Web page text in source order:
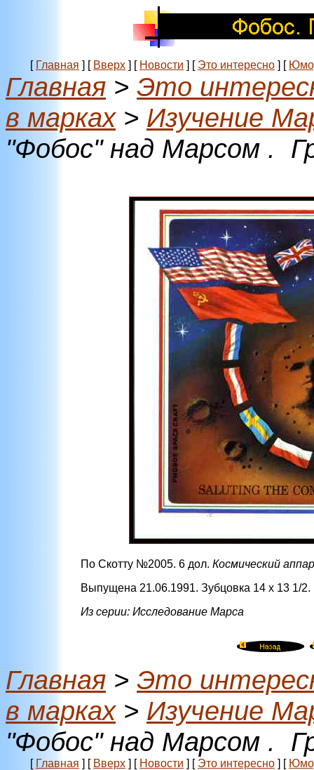
[ Главная ] [ Вверх ] [ Новости ] [ Это интересно ] [
Главная > Это
в марках> Изучение
"Фобос" над Марсом .
По Скотту №2005. 6 дол. Космический
Выпущена 21.06.1991. Зубцовка 14 х 13 1/2.
Из серии: Исследование Марса
Главная > Это
в марках> Изучение
"Фобос" над Марсом .
[ Главная ] [ Вверх ] [ Новости ] [ Это интересно ] [